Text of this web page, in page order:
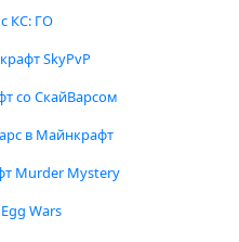
КС: ГО
SkyPvP
со СкайВарсом
в Майнкрафт
Murder Mystery
Wars